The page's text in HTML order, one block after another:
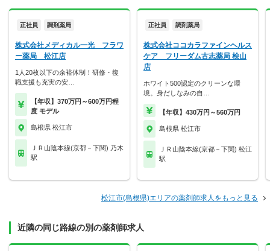
正社員 調剤薬局
株式会社メディカル一光 フラワ
ー薬局 松江店
1人20枚以下の余裕体制！研修・復
職支援も充実の安…
【年収】370万円～600万円程
度 モデル
島根県 松江市
ＪＲ山陰本線(京都－下関) 乃木
駅
正社員 調剤薬局
株式会社ココカラファインヘルス
ケア フリーダム古志薬局 桧山
店
ホワイト500認定のクリーンな環
境。身だしなみの自…
【年収】430万円～560万円
島根県 松江市
ＪＲ山陰本線(京都－下関) 松江
駅
松江市(島根県)エリアの薬剤師求人をもっと見る
近隣の同じ路線の別の薬剤師求人